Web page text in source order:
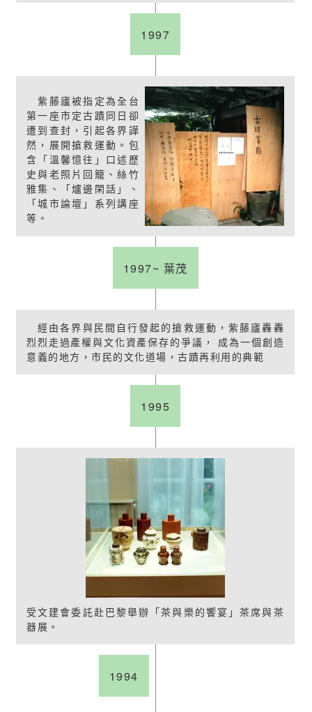
1997
紫藤廬被指定為全台
第一座市定古蹟同日卻
遭到查封，引起各界譁
然，展開搶救運動。包
含「溫馨憶往」口述歷
史與老照片回籠、絲竹
雅集、「爐邊閑話」、
「城市論壇」系列講座
等。
1997~ 葉茂
經由各界與民間自行發起的搶救運動，紫藤廬轟轟
烈烈走過產權與文化資產保存的爭議， 成為一個創造
意義的地方，市民的文化道場，古蹟再利用的典範
1995
受文建會委託赴巴黎舉辦「茶與樂的饗宴」茶席與茶
器展。
1994